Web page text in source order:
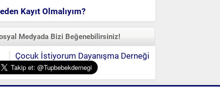
Kayıt Olmalıyım?
Medyada Bizi Beğenebilirsiniz!
Çocuk İstiyorum Dayanışma Derneği